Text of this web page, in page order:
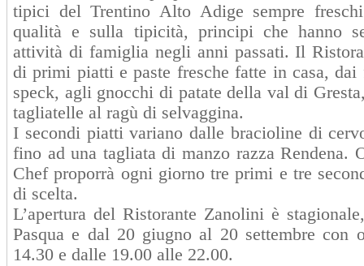
tipici del Trentino Alto Adige sempre
qualità e sulla tipicità, principi che hanno
attività di famiglia negli anni passati. Il
di primi piatti e paste fresche fatte in casa,
speck, agli gnocchi di patate della val di
tagliatelle al ragù di selvaggina.
I secondi piatti variano dalle bracioline di
fino ad una tagliata di manzo razza Rendena.
Chef proporrà ogni giorno tre primi e tre
di scelta.
L’apertura del Ristorante Zanolini è
Pasqua e dal 20 giugno al 20 settembre con
14.30 e dalle 19.00 alle 22.00.